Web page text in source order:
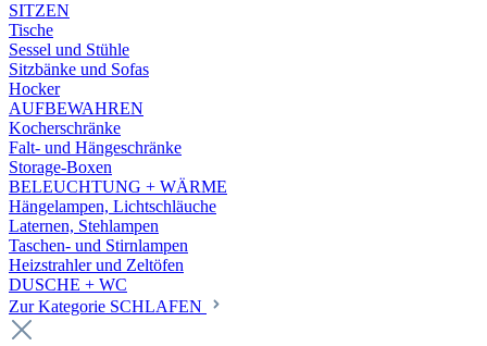
SITZEN
Tische
Sessel und Stühle
Sitzbänke und Sofas
Hocker
AUFBEWAHREN
Kocherschränke
Falt- und Hängeschränke
Storage-Boxen
BELEUCHTUNG + WÄRME
Hängelampen, Lichtschläuche
Laternen, Stehlampen
Taschen- und Stirnlampen
Heizstrahler und Zeltöfen
DUSCHE + WC
Zur Kategorie SCHLAFEN